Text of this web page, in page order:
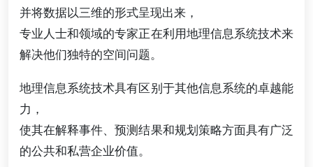
并将数据以三维的形式呈现出来，
专业人士和领域的专家正在利用地理信息系统技术来
解决他们独特的空间问题。
地理信息系统技术具有区别于其他信息系统的卓越能
力，
使其在解释事件、预测结果和规划策略方面具有广泛
的公共和私营企业价值。